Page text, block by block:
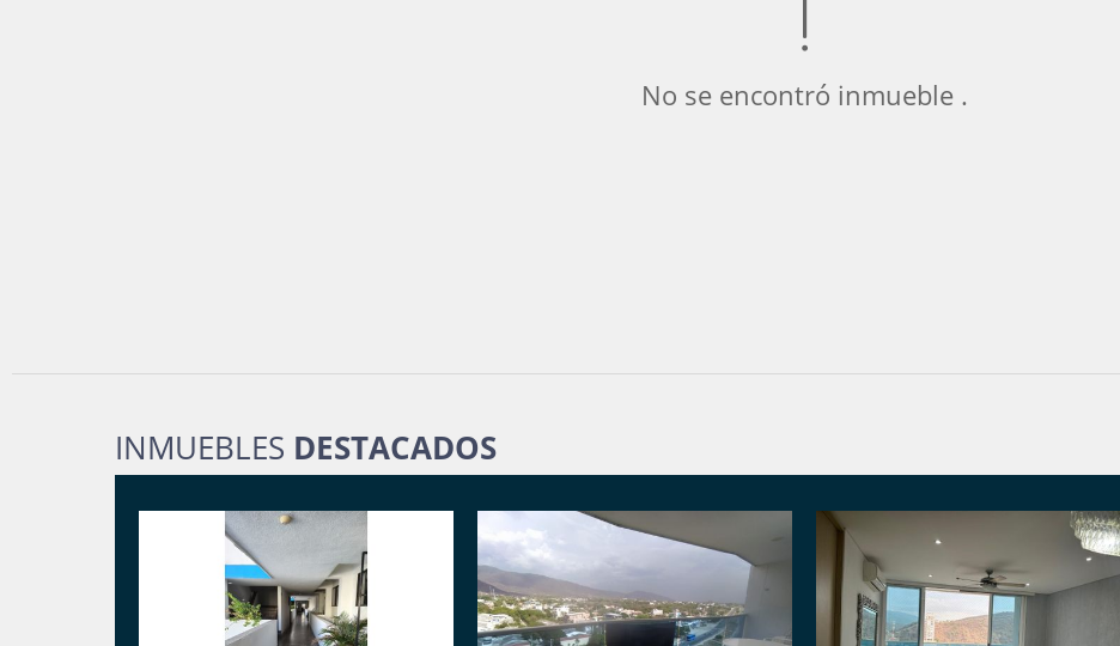
No se encontró inmueble .
INMUEBLES DESTACADOS